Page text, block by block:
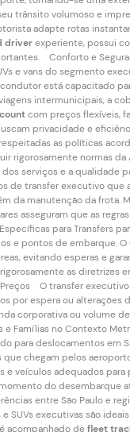
trânsito volumoso e
adapte rotas
driverexperiente, possui
Conforto e
e vans do segmento
está capacitado
intermunicipais, a
com preços flexíveis,
privacidade e
as políticas
normas
serviços e a qualidade
de transfer executivo
da manutenção da
asseguram que as
para Transfers
e pontos de embarque.
evitando esperas e
as diretrizes
O transfer
por espera ou
corporativa ou volume
Famílias no Contexto
para deslocamentos
chegam pelos
veículos adequados para
do
entre São Paulo e
SUVs executivas são
acompanhado defleet